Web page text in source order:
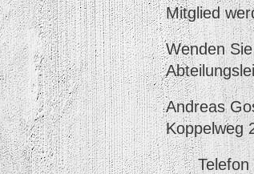
Mitglied
Wenden
Andreas
Koppelweg